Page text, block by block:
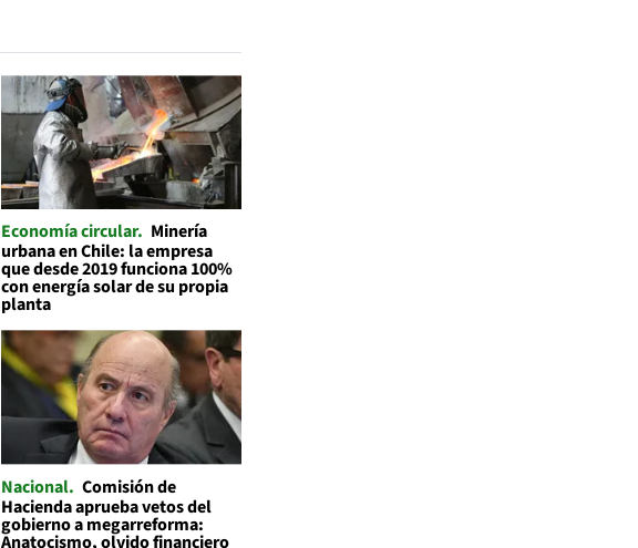
Economía circular Minería
urbana en Chile: la empresa
que desde 2019 funciona 100%
con energía solar de su propia
planta
Nacional Comisión de
Hacienda aprueba vetos del
gobierno a megarreforma:
Anatocismo, olvido financiero